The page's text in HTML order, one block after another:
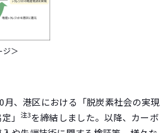
ジ＞
月、港区における「脱炭素社会の実現
」
注3を締結しました。以降、カーボ